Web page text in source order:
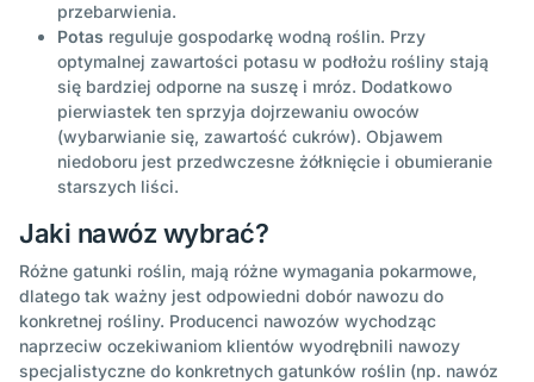
przebarwienia.
Potas reguluje gospodarkę wodną roślin. Przy
optymalnej zawartości potasu w podłożu rośliny stają
się bardziej odporne na suszę i mróz. Dodatkowo
pierwiastek ten sprzyja dojrzewaniu owoców
(wybarwianie się, zawartość cukrów). Objawem
niedoboru jest przedwczesne żółknięcie i obumieranie
starszych liści.
Jaki nawóz wybrać?
Różne gatunki roślin, mają różne wymagania pokarmowe,
dlatego tak ważny jest odpowiedni dobór nawozu do
konkretnej rośliny. Producenci nawozów wychodząc
naprzeciw oczekiwaniom klientów wyodrębnili nawozy
specjalistyczne do konkretnych gatunków roślin (np. nawóz